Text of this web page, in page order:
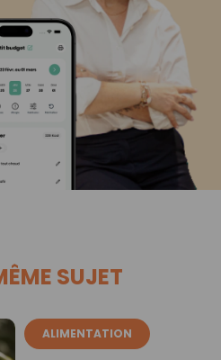
SUJET
ALIMENTATION